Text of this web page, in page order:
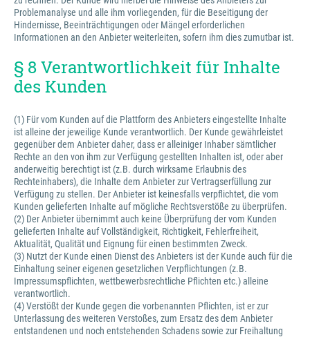
Problemanalyse und alle ihm vorliegenden, für die Beseitigung der
Hindernisse, Beeinträchtigungen oder Mängel erforderlichen
Informationen an den Anbieter weiterleiten, sofern ihm dies zumutbar ist.
§ 8 Verantwortlichkeit für Inhalte
des Kunden
(1) Für vom Kunden auf die Plattform des Anbieters eingestellte Inhalte
ist alleine der jeweilige Kunde verantwortlich. Der Kunde gewährleistet
gegenüber dem Anbieter daher, dass er alleiniger Inhaber sämtlicher
Rechte an den von ihm zur Verfügung gestellten Inhalten ist, oder aber
anderweitig berechtigt ist (z.B. durch wirksame Erlaubnis des
Rechteinhabers), die Inhalte dem Anbieter zur Vertragserfüllung zur
Verfügung zu stellen. Der Anbieter ist keinesfalls verpflichtet, die vom
Kunden gelieferten Inhalte auf mögliche Rechtsverstöße zu überprüfen.
(2) Der Anbieter übernimmt auch keine Überprüfung der vom Kunden
gelieferten Inhalte auf Vollständigkeit, Richtigkeit, Fehlerfreiheit,
Aktualität, Qualität und Eignung für einen bestimmten Zweck.
(3) Nutzt der Kunde einen Dienst des Anbieters ist der Kunde auch für die
Einhaltung seiner eigenen gesetzlichen Verpflichtungen (z.B.
Impressumspflichten, wettbewerbsrechtliche Pflichten etc.) alleine
verantwortlich.
(4) Verstößt der Kunde gegen die vorbenannten Pflichten, ist er zur
Unterlassung des weiteren Verstoßes, zum Ersatz des dem Anbieter
entstandenen und noch entstehenden Schadens sowie zur Freihaltung